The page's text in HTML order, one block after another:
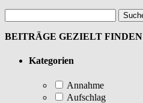
BEITRÄGE GEZIELT FINDEN
Kategorien
Annahme
Aufschlag